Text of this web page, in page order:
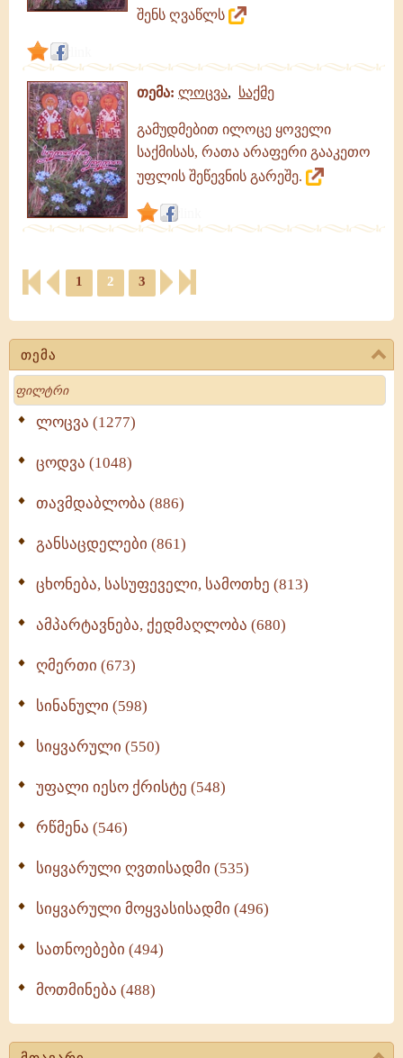
თემა
Search
ლოცვა (1277)
ცოდვა (1048)
თავმდაბლობა (886)
განსაცდელები (861)
ცხონება, სასუფეველი, სამოთხე (813)
ამპარტავნება, ქედმაღლობა (680)
ღმერთი (673)
სინანული (598)
სიყვარული (550)
უფალი იესო ქრისტე (548)
რწმენა (546)
სიყვარული ღვთისადმი (535)
სიყვარული მოყვასისადმი (496)
სათნოებები (494)
მოთმინება (488)
შენს ღვაწლს
თემა: ლოცვა, საქმე
გამუდმებით ილოცე ყოველი
საქმისას, რათა არაფერი გააკეთო
უფლის შეწევნის გარეშე.
1 2 3